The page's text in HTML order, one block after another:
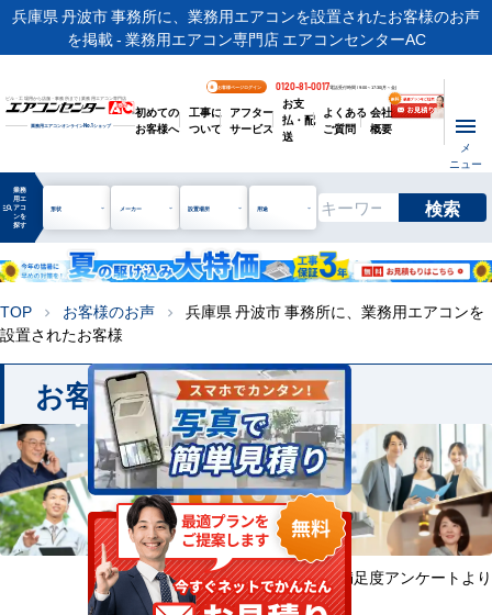
兵庫県 丹波市 事務所に、業務用エアコンを設置されたお客様のお声
を掲載 - 業務用エアコン専門店 エアコンセンターAC
ビル・工場用から店舗・事務所まで | 業務用エアコン専門店
業務用エアコンオンラインNo.1ショップ
お客様ページログイン 0120-81-0017電話受付時間 / 9:00～17:30(月～金)
初めての
お客様へ
工事に
ついて
アフター
サービス
お支
払・配
送
よくある
ご質問
会社
概要
メ
ニュー
manage_search
業務
用エ
アコ
ンを
探す
形状 メーカー 設置場所 用途 検索
TOP chevron_right お客様のお声 chevron_right
兵庫県 丹波市 事務所に、業務用エアコンを
設置されたお客様
お客様のお声
2025年08月～2026年07月 お客様満足度アンケートより